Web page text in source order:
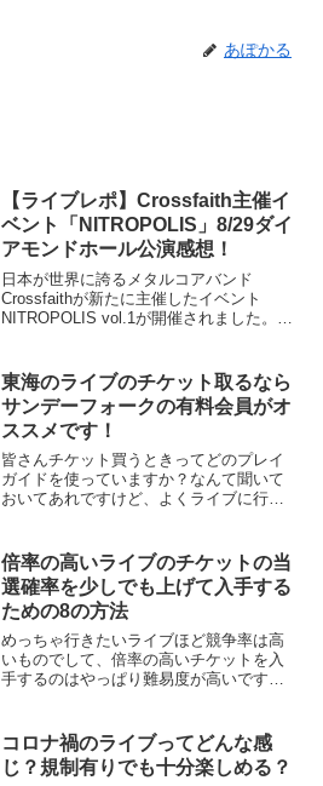
あぽかる
【ライブレポ】Crossfaith主催イ
ベント「NITROPOLIS」8/29ダイ
アモンドホール公演感想！
日本が世界に誇るメタルコアバンド
Crossfaithが新たに主催したイベント
NITROPOLIS vol.1が開催されました。今
ドホール公演へ参戦し...
東海のライブのチケット取るなら
サンデーフォークの有料会員がオ
ススメです！
皆さんチケット買うときってどのプレイ
ガイドを使っていますか？なんて聞いて
おいてあれですけど、よくライブに行く
て感じで使ってそうな気はします。わた
し自身も、基本的に先行抽...
倍率の高いライブのチケットの当
選確率を少しでも上げて入手する
ための8の方法
めっちゃ行きたいライブほど競争率は高
いものでして、倍率の高いチケットを入
手するのはやっぱり難易度が高いですよ
トもそれほどでもないチケットも関係な
しに基本的に行きたいライ...
コロナ禍のライブってどんな感
じ？規制有りでも十分楽しめる？